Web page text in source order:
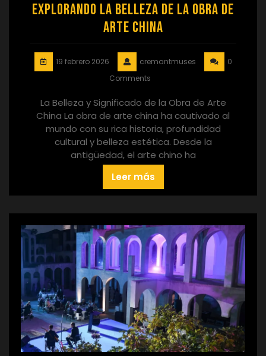
Explorando la Belleza de la Obra de
Arte China
19 febrero 2026 cremantmuses
0
Comments
La Belleza y Significado de la Obra de Arte
China La obra de arte china ha cautivado al
mundo con su rica historia, profundidad
cultural y belleza estética. Desde la
antigüedad, el arte chino ha
Leer más